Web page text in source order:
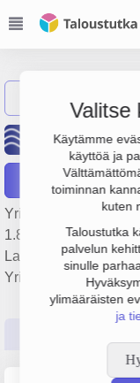
Valitse
Käytämme
käyttöä ja
toiminnan
kuten
Taloustutka
palvelun
sinulle
ylimääräisten
ja
Raportit
Yrityksen Euroports
1.8 milj. € ja
Lastinkäsittely,
Yrityksen yhtiömuoto